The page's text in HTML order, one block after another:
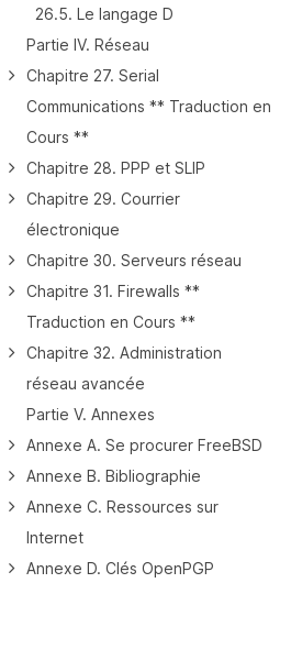
26.5. Le langage D
Partie IV. Réseau
Chapitre 27. Serial
Communications ** Traduction en
Cours **
Chapitre 28. PPP et SLIP
Chapitre 29. Courrier
électronique
Chapitre 30. Serveurs réseau
Chapitre 31. Firewalls **
Traduction en Cours **
Chapitre 32. Administration
réseau avancée
Partie V. Annexes
Annexe A. Se procurer FreeBSD
Annexe B. Bibliographie
Annexe C. Ressources sur
Internet
Annexe D. Clés OpenPGP